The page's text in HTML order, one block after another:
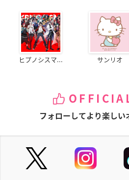
ヒプノシスマ... サンリオ
フォローしてより楽しい